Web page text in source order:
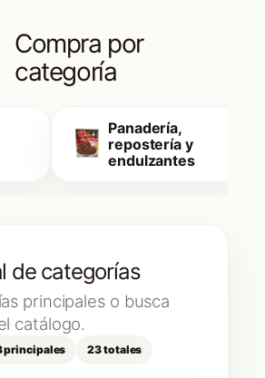
Compra por
categoría
Panadería,
repostería y
endulzantes
de categorías
principales o busca
catálogo.
principales 23 totales